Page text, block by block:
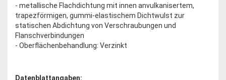
- metallische Flachdichtung mit innen anvulkanisertem,
trapezförmigen, gummi-elastischem Dichtwulst zur
statischen Abdichtung von Verschraubungen und
Flanschverbindungen
- Oberflächenbehandlung: Verzinkt
Datenblattangaben: